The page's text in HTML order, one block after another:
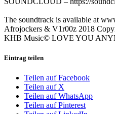
The soundtrack is available at
Afrojockers & V1r00z 2018
KHB Music© LOVE YOU
Eintrag teilen
Teilen auf Facebook
Teilen auf X
Teilen auf WhatsApp
Teilen auf Pinterest